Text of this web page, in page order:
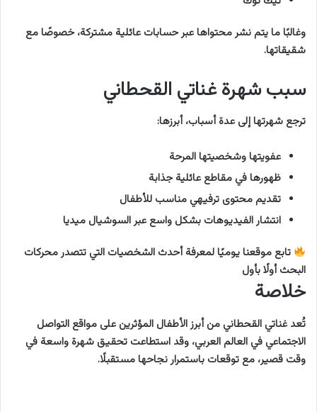
وغالبًا ما يتم نشر محتواها عبر حسابات عائلية مشتركة، خصوصًا مع
شقيقاتها.
سبب شهرة غناتي القحطاني
ترجع شهرتها إلى عدة أسباب، أبرزها:
عفويتها وشخصيتها المرحة
ظهورها في مقاطع عائلية جذابة
تقديم محتوى ترفيهي مناسب للأطفال
انتشار الفيديوهات بشكل واسع عبر السوشيال ميديا
تابع موقعنا يوميًا لمعرفة أحدث الشخصيات التي تتصدر محركات
البحث أولًا بأول
خلاصة
تُعد غناتي القحطاني من أبرز الأطفال المؤثرين على مواقع التواصل
الاجتماعي في العالم العربي، وقد استطاعت تحقيق شهرة واسعة في
وقت قصير، مع توقعات باستمرار نجاحها مستقبلًا.